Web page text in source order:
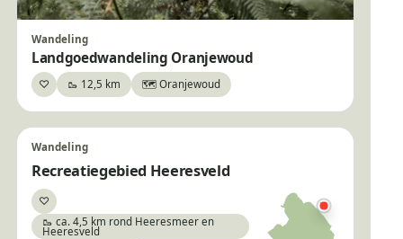
Wandeling
Landgoedwandeling Oranjewoud
♡Bewaar🥾 12,5 km 🗺️ Oranjewoud
Wandeling
Recreatiegebied Heeresveld
♡Bewaar
🥾 ca. 4,5 km rond Heeresmeer en
Heeresveld